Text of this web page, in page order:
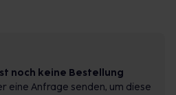
noch keine Bestellung
eine Anfrage senden, um diese